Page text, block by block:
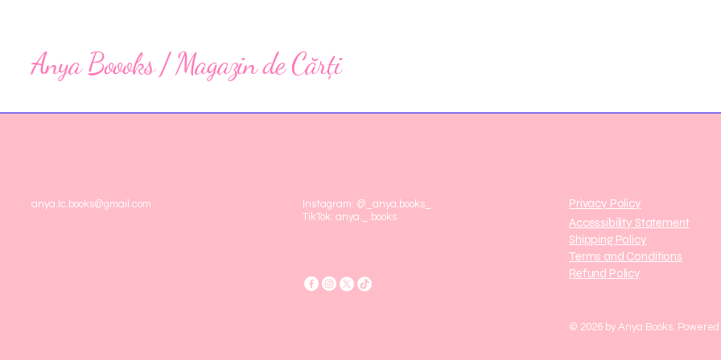
Anya Boooks / Magazin de Cărți
anya.lc.books@gmail.com
Instagram: @_anya.books_
TikTok: anya._.books
Privacy Policy
Accessibility Statement
Shipping Policy
Terms and Conditions
Refund Policy
© 2026 by Anya Books.